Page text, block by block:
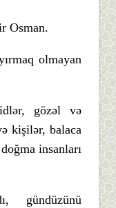
Osman.
olmayan
gözəl və
kişilər, balaca
insanları
gündüzünü